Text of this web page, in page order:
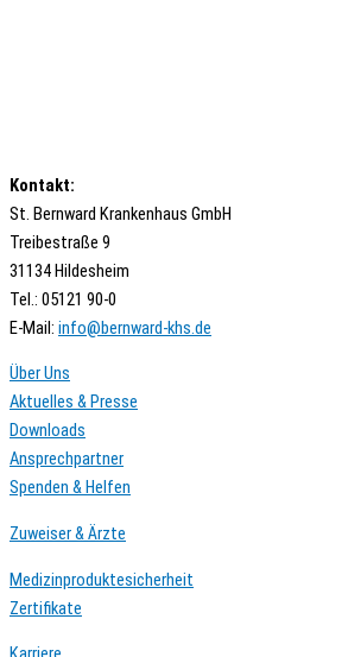
Kontakt:
St. Bernward Krankenhaus GmbH
Treibestraße 9
31134 Hildesheim
Tel.: 05121 90-0
E-Mail: ed.shk-drawnreb@ofni
Über Uns
Aktuelles & Presse
Downloads
Ansprechpartner
Spenden & Helfen
Zuweiser & Ärzte
Medizinproduktesicherheit
Zertifikate